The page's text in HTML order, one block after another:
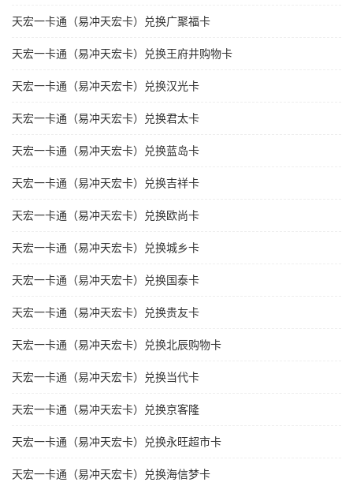
天宏一卡通（易冲天宏卡）兑换广聚福卡
天宏一卡通（易冲天宏卡）兑换王府井购物卡
天宏一卡通（易冲天宏卡）兑换汉光卡
天宏一卡通（易冲天宏卡）兑换君太卡
天宏一卡通（易冲天宏卡）兑换蓝岛卡
天宏一卡通（易冲天宏卡）兑换吉祥卡
天宏一卡通（易冲天宏卡）兑换欧尚卡
天宏一卡通（易冲天宏卡）兑换城乡卡
天宏一卡通（易冲天宏卡）兑换国泰卡
天宏一卡通（易冲天宏卡）兑换贵友卡
天宏一卡通（易冲天宏卡）兑换北辰购物卡
天宏一卡通（易冲天宏卡）兑换当代卡
天宏一卡通（易冲天宏卡）兑换京客隆
天宏一卡通（易冲天宏卡）兑换永旺超市卡
天宏一卡通（易冲天宏卡）兑换海信梦卡